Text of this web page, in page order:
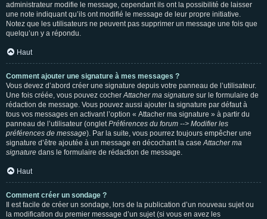
administrateur modifie le message, cependant ils ont la possibilité de laisser
une note indiquant qu’ils ont modifié le message de leur propre initiative.
Notez que les utilisateurs ne peuvent pas supprimer un message une fois que
quelqu’un y a répondu.
Haut
Comment ajouter une signature à mes messages ?
Vous devez d’abord créer une signature depuis votre panneau de l’utilisateur.
Une fois créée, vous pouvez cocherAttacher ma signature sur le formulaire de
rédaction de message. Vous pouvez aussi ajouter la signature par défaut à
tous vos messages en activant l’option « Attacher ma signature » à partir du
panneau de l’utilisateur (ongletPréférences du forum --> Modifier les
préférences de message). Par la suite, vous pourrez toujours empêcher une
signature d’être ajoutée à un message en décochant la caseAttacher ma
signature dans le formulaire de rédaction de message.
Haut
Comment créer un sondage ?
Il est facile de créer un sondage, lors de la publication d’un nouveau sujet ou
la modification du premier message d’un sujet (si vous en avez les